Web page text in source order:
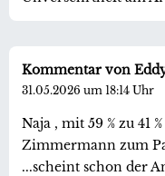
Kommentar von
31.05.2026 um 18:14 Uhr
Naja , mit 59 % zu 41
Zimmermann zum
...scheint schon der